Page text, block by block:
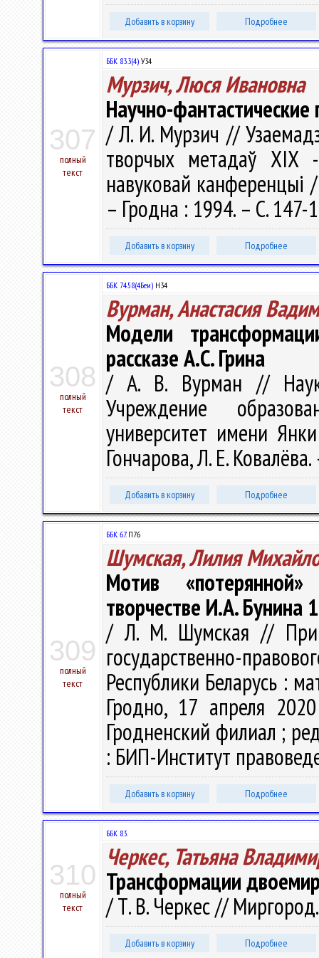
Добавить в корзину Подробнее
307
полный
текст
ББК 83.3(4) У34
Мурзич, Люся Ивановна
Научно-
/ Л. И. Мурзич //
творчых метадаў XIX
навуковай канференцыі
– Гродна : 1994. – С. 147-
Добавить в корзину Подробнее
308
полный
текст
ББК 74.58(4Беи) Н34
Вурман, Анастасия
Модели
рассказе А.С. Грина
/ А. В. Вурман //
Учреждение
университет имени
Гончарова, Л. Е.
Добавить в корзину Подробнее
309
полный
текст
ББК 67.П76
Шумская, Лилия
Мотив
творчестве И.А. Бунина
/ Л. М. Шумская //
государственно-
Республики Беларусь :
Гродно, 17 апреля
Гродненский филиал ;
: БИП-Институт
Добавить в корзину Подробнее
310
полный
текст
ББК 83.
Черкес, Татьяна
Трансформации
/ Т. В. Черкес //
Добавить в корзину Подробнее